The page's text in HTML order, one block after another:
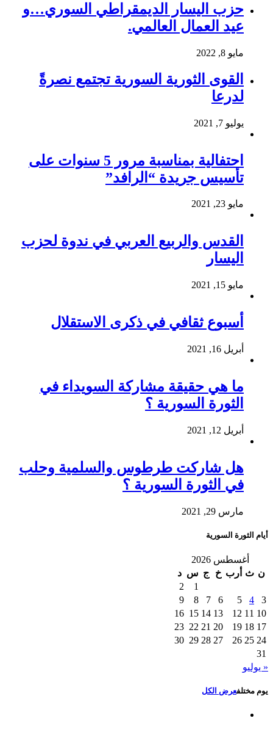
حزب اليسار الديمقراطي السوري…و
عيد العمال العالمي.
مايو 8, 2022
القوى الثورية السورية تجتمع نصرةً
لدرعا
يوليو 7, 2021
احتفالية بمناسبة مرور 5 سنوات على
تأسيس جريدة “الرافد”
مايو 23, 2021
القدس والربيع العربي في ندوة لحزب
اليسار
مايو 15, 2021
أسبوع ثقافي في ذكرى الاستقلال
أبريل 16, 2021
ما هي حقيقة مشاركة السويداء في
الثورة السورية ؟
أبريل 12, 2021
هل شاركت طرطوس والسلمية وحلب
في الثورة السورية ؟
مارس 29, 2021
أيام الثورة السورية
أغسطس 2026
ن ث أرب خ ج س د
1
2
3
4
5
6
7
8
9
10
11
12
13
14
15
16
17
18
19
20
21
22
23
24
25
26
27
28
29
30
31
« يوليو
يوم مختلفعرض الكل